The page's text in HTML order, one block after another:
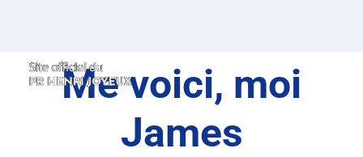
Me voici, moi
James